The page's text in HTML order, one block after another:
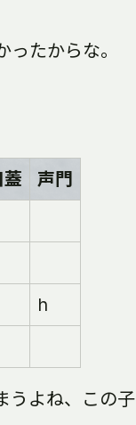
たからな。
蓋
声門
h
うよね、この子